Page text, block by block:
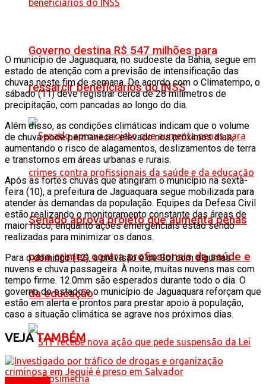
Governo destina R$ 547 milhões para
ressarcir beneficiários do INSS
Senado aprova projeto que aumenta penas
para crimes contra profissionais da saúde e
da educação
O município de Jaguaquara, no sudoeste da Bahia, segue em
estado de atenção com a previsão de intensificação das
chuvas neste fim de semana. De acordo com o Climatempo, o
sábado (11) deve registrar cerca de 28 milímetros de
precipitação, com pancadas ao longo do dia.
Além disso, as condições climáticas indicam que o volume
de chuva pode permanecer elevado nos próximos dias,
aumentando o risco de alagamentos, deslizamentos de terra
e transtornos em áreas urbanas e rurais.
Após as fortes chuvas que atingiram o município na sexta-
feira (10), a prefeitura de Jaguaquara segue mobilizada para
atender às demandas da população. Equipes da Defesa Civil
estão realizando o monitoramento constante das áreas de
maior risco, enquanto ações emergenciais estão sendo
realizadas para minimizar os danos.
Para o domingo (12), a previsão é de Sol com algumas
nuvens e chuva passageira. À noite, muitas nuvens mas com
tempo firme. 12.0mm são esperados durante todo o dia. O
governo do estado e o município de Jaguaquara reforçam que
estão em alerta e prontos para prestar apoio à população,
caso a situação climática se agrave nos próximos dias.
VEJATAMBÉM